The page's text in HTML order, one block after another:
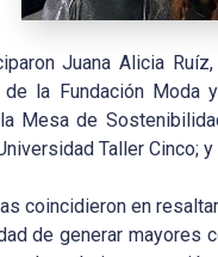
Juana Alicia
la Fundación Moda
Mesa de
Taller Cinco;
coincidieron en
de generar mayores